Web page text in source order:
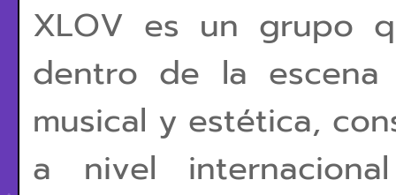
XLOV es un grupo
dentro de la
musical y estética,
a nivel